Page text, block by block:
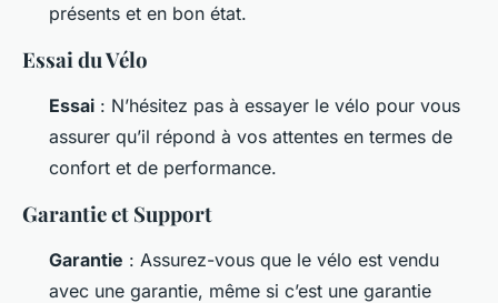
présents et en bon état.
Essai du Vélo
Essai : N’hésitez pas à essayer le vélo pour vous
assurer qu’il répond à vos attentes en termes de
confort et de performance.
Garantie et Support
Garantie : Assurez-vous que le vélo est vendu
avec une garantie, même si c’est une garantie